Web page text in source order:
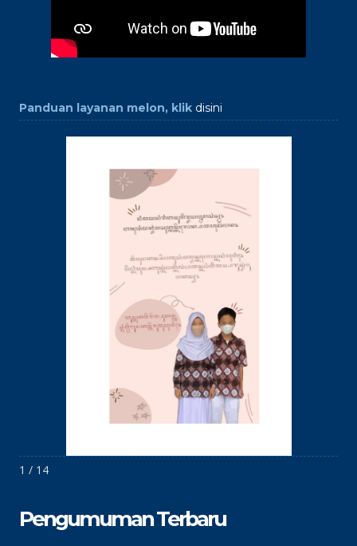
Panduan layanan melon, klik disini
1 / 14
Pengumuman Terbaru